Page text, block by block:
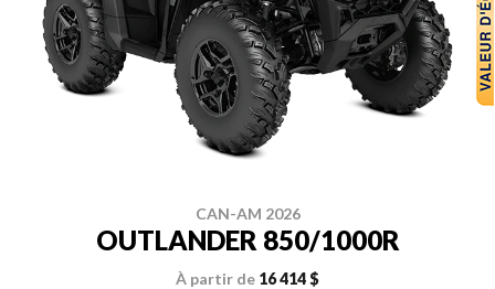
CAN-AM 2026
OUTLANDER 850/1000R
À partir de 16 414 $